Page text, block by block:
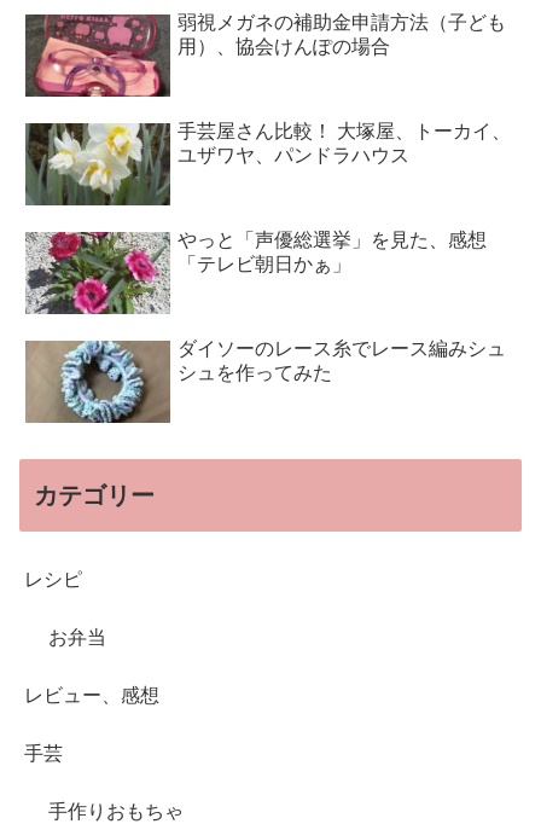
弱視メガネの補助金申請方法（子ども
用）、協会けんぽの場合
手芸屋さん比較！ 大塚屋、トーカイ、
ユザワヤ、パンドラハウス
やっと「声優総選挙」を見た、感想
「テレビ朝日かぁ」
ダイソーのレース糸でレース編みシュ
シュを作ってみた
カテゴリー
レシピ
お弁当
レビュー、感想
手芸
手作りおもちゃ